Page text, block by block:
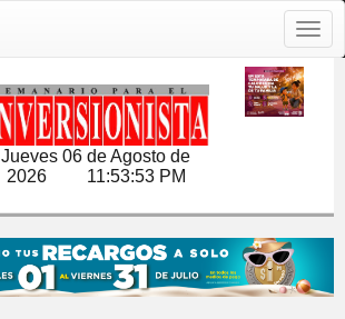
Jueves 06 de Agosto de
2026 11:53:54 PM